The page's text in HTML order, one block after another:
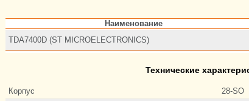
Наименование
TDA7400D (ST MICROELECTRONICS)
Технические
Корпус
28-SO